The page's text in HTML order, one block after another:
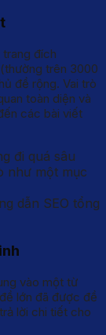
đích
trên 3000
đề rộng. Vai trò
toàn diện và
các bài viết
đi quá sâu
như một mục
dẫn SEO tổng
vào một từ
lớn đã được đề
lời chi tiết cho